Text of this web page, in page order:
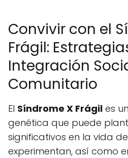
Convivir con el
Frágil:
Integración
Comunitario
El Síndrome X Frágil es
genética que puede
significativos en la vida
experimentan, así como